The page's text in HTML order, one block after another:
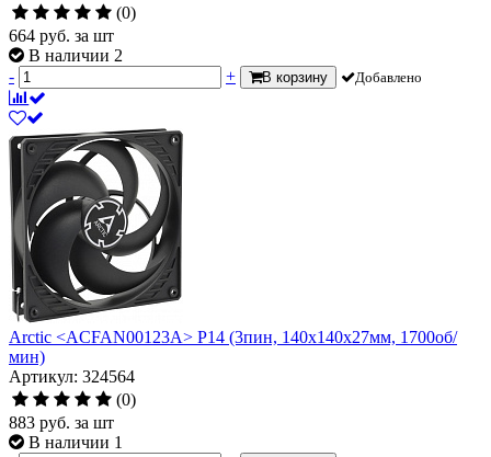
(0)
664 руб. за шт
В наличии 2
-
+ В корзину Добавлено
Arctic <ACFAN00123A> P14 (3пин, 140x140x27мм, 1700об/
мин)
Артикул: 324564
(0)
883 руб. за шт
В наличии 1